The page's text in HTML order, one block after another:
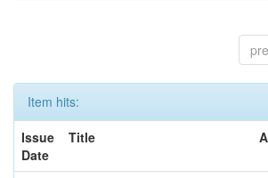
Item hits:
Issue
Date
Title